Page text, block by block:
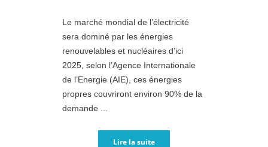
Le marché mondial de l’électricité
sera dominé par les énergies
renouvelables et nucléaires d’ici
2025, selon l’Agence Internationale
de l’Energie (AIE), ces énergies
propres couvriront environ 90% de la
demande ...
Lire la suite